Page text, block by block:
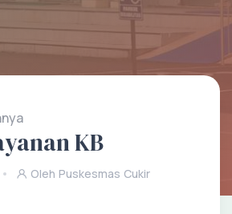
KB
Oleh Puskesmas Cukir